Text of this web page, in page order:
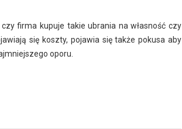
firma kupuje takie ubrania na własność czy
się koszty, pojawia się także pokusa aby
oporu.